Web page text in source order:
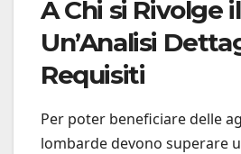
A Chi si Rivolge
Un’Analisi
Requisiti
Per poter beneficiare delle
lombarde devono superare